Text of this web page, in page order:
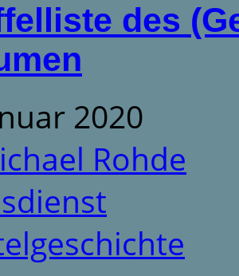
des
2020
Rohde